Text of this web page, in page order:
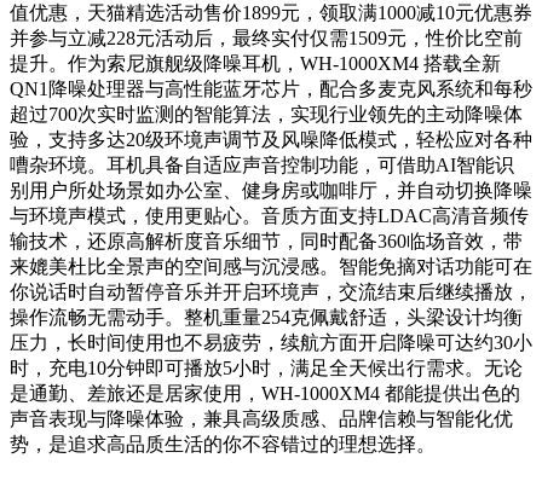
值优惠，天猫精选活动售价1899元，领取满1000减10元优惠券
并参与立减228元活动后，最终实付仅需1509元，性价比空前
提升。作为索尼旗舰级降噪耳机，WH-1000XM4 搭载全新
QN1降噪处理器与高性能蓝牙芯片，配合多麦克风系统和每秒
超过700次实时监测的智能算法，实现行业领先的主动降噪体
验，支持多达20级环境声调节及风噪降低模式，轻松应对各种
嘈杂环境。耳机具备自适应声音控制功能，可借助AI智能识
别用户所处场景如办公室、健身房或咖啡厅，并自动切换降噪
与环境声模式，使用更贴心。音质方面支持LDAC高清音频传
输技术，还原高解析度音乐细节，同时配备360临场音效，带
来媲美杜比全景声的空间感与沉浸感。智能免摘对话功能可在
你说话时自动暂停音乐并开启环境声，交流结束后继续播放，
操作流畅无需动手。整机重量254克佩戴舒适，头梁设计均衡
压力，长时间使用也不易疲劳，续航方面开启降噪可达约30小
时，充电10分钟即可播放5小时，满足全天候出行需求。无论
是通勤、差旅还是居家使用，WH-1000XM4 都能提供出色的
声音表现与降噪体验，兼具高级质感、品牌信赖与智能化优
势，是追求高品质生活的你不容错过的理想选择。